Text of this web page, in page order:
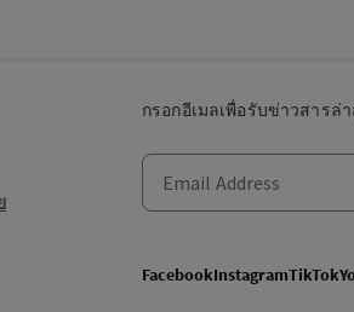
กรอกอีเมลเพื่อรับข่าวสารล่า
FacebookInstagramTikTok